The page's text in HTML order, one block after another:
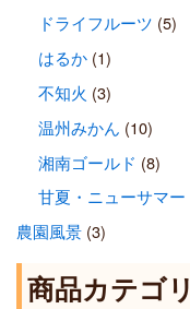
ドライフルーツ (5)
はるか(1)
不知火 (3)
温州みかん (10)
湘南ゴールド (8)
甘夏・ニューサマー
農園風景(3)
商品カテゴリ